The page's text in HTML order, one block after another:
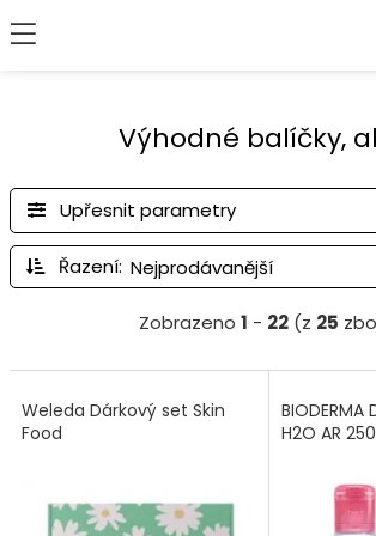
Výhodné balíčky,
Upřesnit parametry
Řazení:
Zobrazeno 1 - 22(z 25
Weleda Dárkový set Skin
Food
BIODERMA
H2O AR